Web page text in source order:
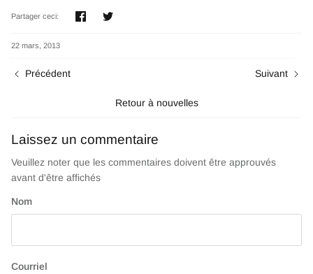
Partager ceci: PartagerTweeter
22 mars, 2013
Précédent
Retour à nouvelles
Suivant
Laissez un commentaire
Veuillez noter que les commentaires doivent être approuvés
avant d'être affichés
Nom
Courriel